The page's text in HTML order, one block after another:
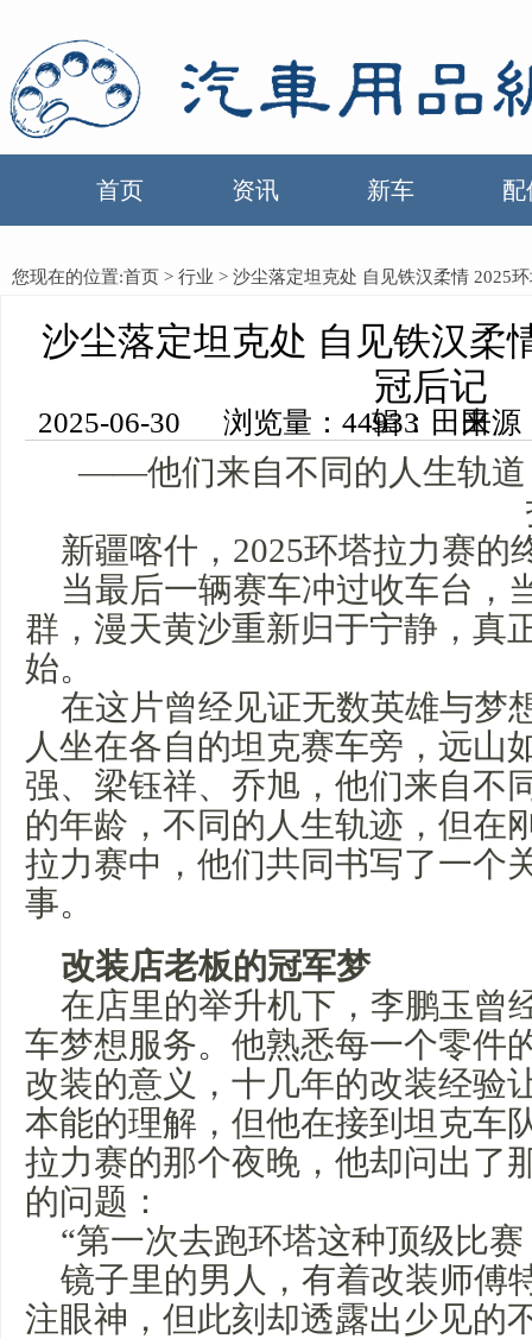
首页 资讯 新车 配
您现在的位置:首页 > 行业 > 沙尘落定坦克处 自见铁汉柔情 2025
沙尘落定坦克处 自见铁汉柔
冠后记
2025-06-30 浏览量：44933 来源：中国汽车用品网 编辑：田田
——他们来自不同的人生轨道
新疆喀什，2025环塔拉力赛的
当最后一辆赛车冲过收车台，
群，漫天黄沙重新归于宁静，真
始。
在这片曾经见证无数英雄与梦
人坐在各自的坦克赛车旁，远山
强、梁钰祥、乔旭，他们来自不
的年龄，不同的人生轨迹，但在
拉力赛中，他们共同书写了一个
事。
改装店老板的冠军梦
在店里的举升机下，李鹏玉曾
车梦想服务。他熟悉每一个零件
改装的意义，十几年的改装经验
本能的理解，但他在接到坦克车
拉力赛的那个夜晚，他却问出了
的问题：
“第一次去跑环塔这种顶级比
镜子里的男人，有着改装师傅
注眼神，但此刻却透露出少见的